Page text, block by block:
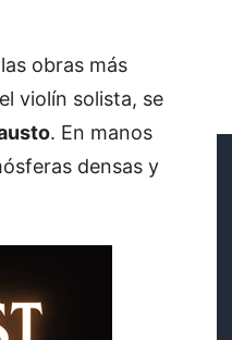
las obras más
el violín solista, se
. En manos
densas y